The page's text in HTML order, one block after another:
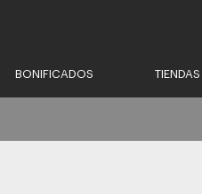
BONIFICADOS TIENDAS